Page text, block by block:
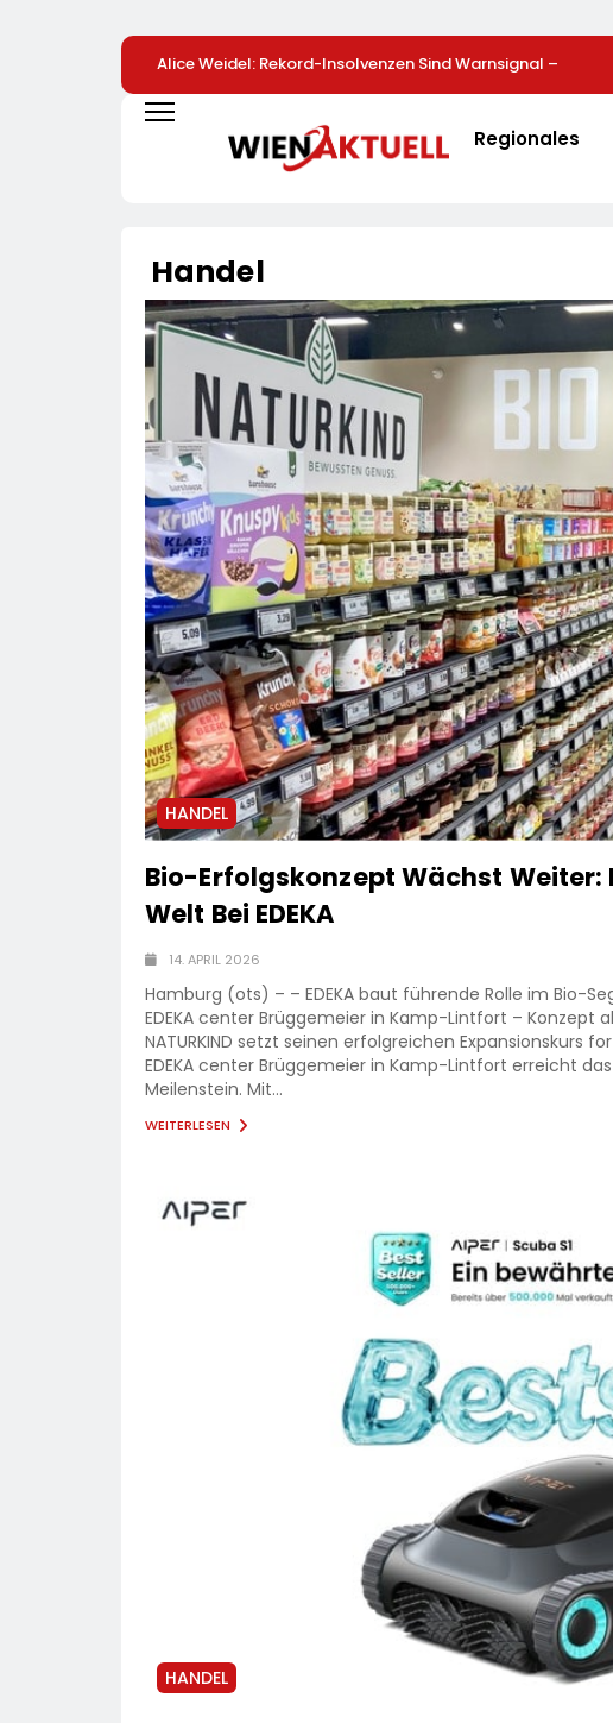
Alice Weidel: Rekord-Insolvenzen Sind Warnsignal –
Bundesregierung Verschärft Die Wirtschaftskrise
Regionales
Handel
HANDEL
Bio-Erfolgskonzept Wächst Weiter:
Welt Bei EDEKA
14. APRIL 2026
Hamburg (ots) – – EDEKA baut führende Rolle im Bio-
EDEKA center Brüggemeier in Kamp-Lintfort –
NATURKIND setzt seinen erfolgreichen Expansionskurs
EDEKA center Brüggemeier in Kamp-Lintfort erreicht
Meilenstein. Mit...
WEITERLESEN
HANDEL